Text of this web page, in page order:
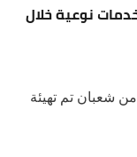
نوعية خلال
شعبان تم تهيئة